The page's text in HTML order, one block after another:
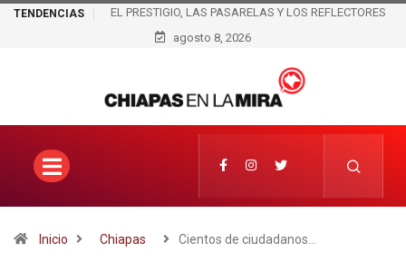
TENDENCIAS
EL PRESTIGIO, LAS PASARELAS Y LOS REFLECTORES
LLEGARON A JOSS RAMÍREZ; EL NOMBRE DE QUIENES
agosto 8, 2026
Inicio Chiapas Cientos de ciudadanos…